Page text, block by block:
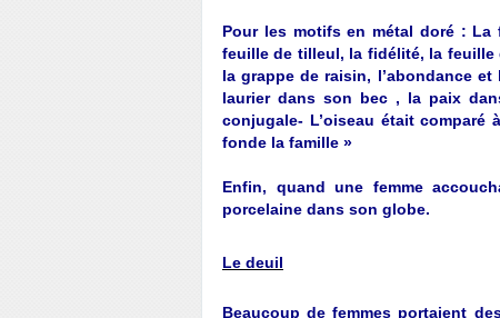
Pour les motifs en métal doré :
feuille de tilleul, la fidélité, la
la grappe de raisin, l’abondance
laurier dans son bec , la paix
conjugale- L’oiseau était
fonde la famille »
Enfin, quand une femme
porcelaine dans son globe.
Le deuil
Beaucoup de femmes portaient